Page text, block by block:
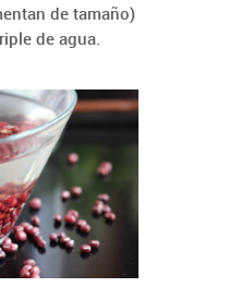
de tamaño)
de agua.